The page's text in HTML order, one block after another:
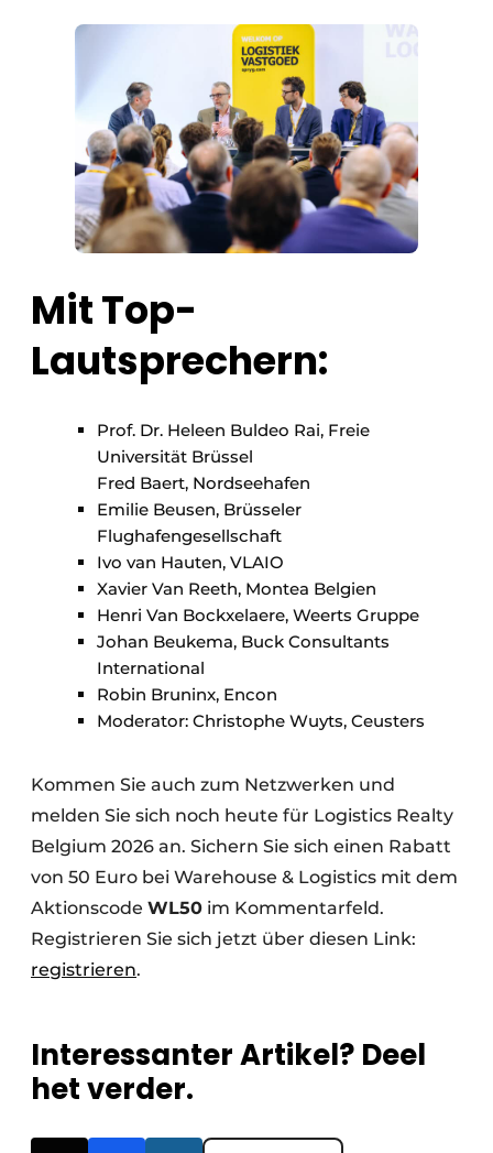
Mit Top-
Lautsprechern:
Prof. Dr. Heleen Buldeo Rai, Freie
Universität Brüssel
Fred Baert, Nordseehafen
Emilie Beusen, Brüsseler
Flughafengesellschaft
Ivo van Hauten, VLAIO
Xavier Van Reeth, Montea Belgien
Henri Van Bockxelaere, Weerts Gruppe
Johan Beukema, Buck Consultants
International
Robin Bruninx, Encon
Moderator: Christophe Wuyts, Ceusters
Kommen Sie auch zum Netzwerken und
melden Sie sich noch heute für Logistics Realty
Belgium 2026 an. Sichern Sie sich einen Rabatt
von 50 Euro bei Warehouse & Logistics mit dem
Aktionscode WL50 im Kommentarfeld.
Registrieren Sie sich jetzt über diesen Link:
registrieren.
Interessanter Artikel? Deel
het verder.